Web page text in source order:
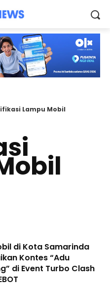
Lampu Mobil
di Kota Samarinda
Kontes “Adu
di Event Turbo Clash